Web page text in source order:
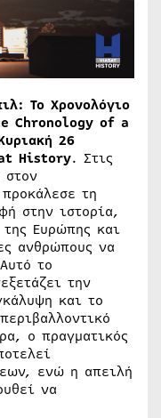
Το Χρονολόγιο
Chronology of a
26
History. Στις
στον
τη
στην ιστορία,
της Ευρώπης και
ανθρώπους να
το
την
και το
ο πραγματικός
ενώ η απειλή
να